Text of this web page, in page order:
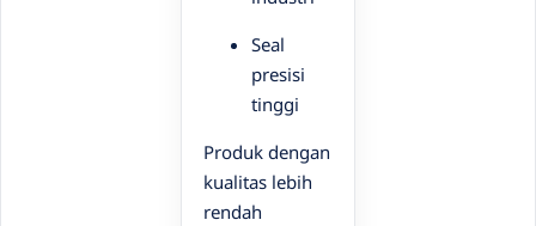
Seal
presisi
tinggi
Produk dengan
kualitas lebih
rendah